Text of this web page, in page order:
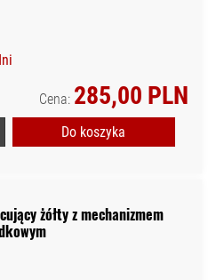
Cena: 285,00 PLN
Do koszyka
żółty z mechanizmem